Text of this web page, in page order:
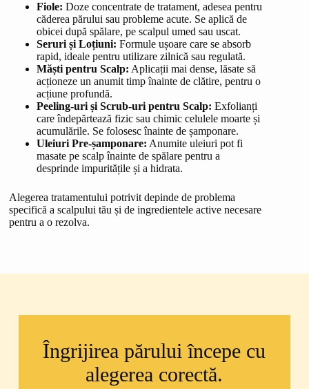
Fiole: Doze concentrate de tratament, adesea pentru
căderea părului sau probleme acute. Se aplică de
obicei după spălare, pe scalpul umed sau uscat.
Seruri și Loțiuni: Formule ușoare care se absorb
rapid, ideale pentru utilizare zilnică sau regulată.
Măști pentru Scalp: Aplicații mai dense, lăsate să
acționeze un anumit timp înainte de clătire, pentru o
acțiune profundă.
Peeling-uri și Scrub-uri pentru Scalp: Exfolianți
care îndepărtează fizic sau chimic celulele moarte și
acumulările. Se folosesc înainte de șamponare.
Uleiuri Pre-șamponare: Anumite uleiuri pot fi
masate pe scalp înainte de spălare pentru a
desprinde impuritățile și a hidrata.
Alegerea tratamentului potrivit depinde de problema
specifică a scalpului tău și de ingredientele active necesare
pentru a o rezolva.
Îngrijirea părului începe cu
alegerea corectă.